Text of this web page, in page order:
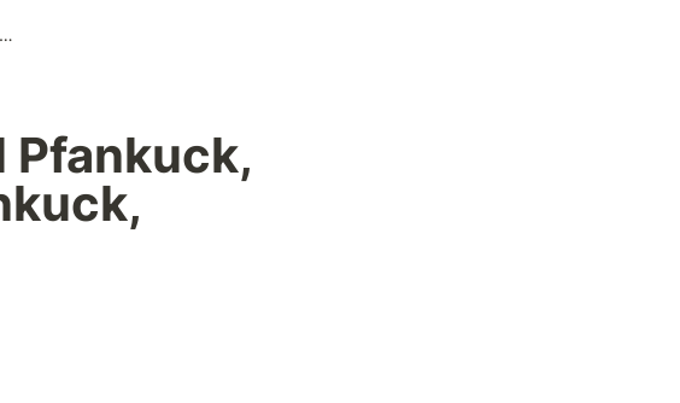
157. Braunschweig (Karl Pfankuck, Stamp Dealer / Karl Pfankuck, Briefmarkenhandlung)
Pfankuck,